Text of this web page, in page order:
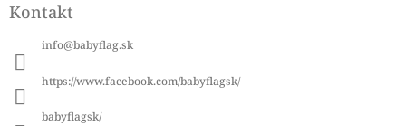
pKontakt
info@babyflag.sk
https://www.facebook.com/babyflagsk/
babyflagsk/